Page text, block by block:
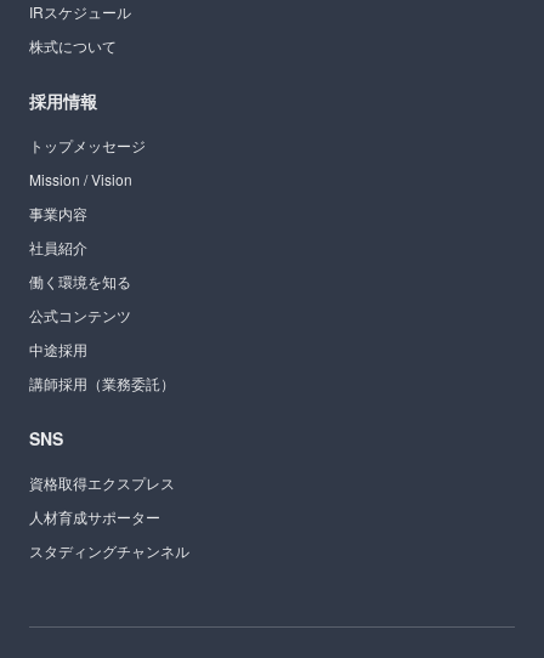
IRスケジュール
株式について
採用情報
トップメッセージ
Mission / Vision
事業内容
社員紹介
働く環境を知る
公式コンテンツ
中途採用
講師採用（業務委託）
SNS
資格取得エクスプレス
人材育成サポーター
スタディングチャンネル